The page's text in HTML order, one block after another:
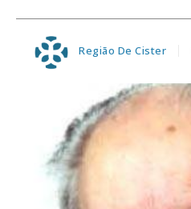
Região De Cister